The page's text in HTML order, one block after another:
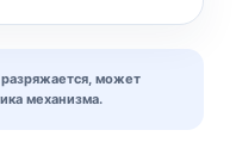
может
механизма.